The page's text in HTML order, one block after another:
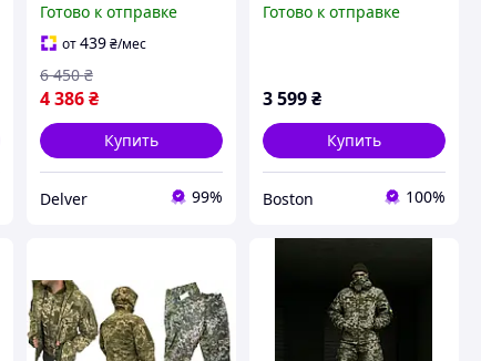
теплая военная форма
комплект зимняя
форма для ЗСУ до -25
Готово к отправке
от439 ₴/мес
4 386 ₴
6 450 ₴
Купить
Delver 99%
чёрная теплая зсу,
Готово к отправке
3 599₴
Купить
Boston 100%